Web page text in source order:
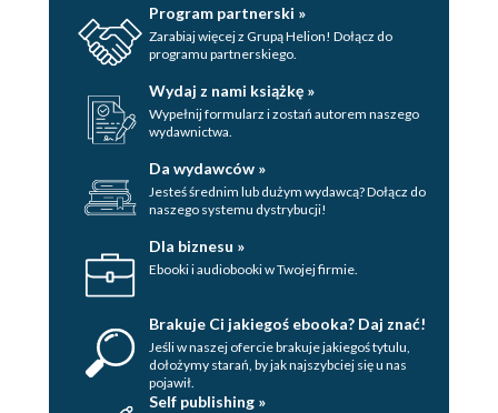
Program partnerski »
Zarabiaj więcej z Grupą Helion! Dołącz do
programu partnerskiego.
Wydaj z nami książkę »
Wypełnij formularz i zostań autorem naszego
wydawnictwa.
Da wydawców »
Jesteś średnim lub dużym wydawcą? Dołącz do
naszego systemu dystrybucji!
Dla biznesu »
Ebooki i audiobooki w Twojej firmie.
Brakuje Ci jakiegoś ebooka? Daj znać!
Jeśli w naszej ofercie brakuje jakiegoś tytulu,
dołożymy starań, by jak najszybciej się u nas
pojawił.
Self publishing »